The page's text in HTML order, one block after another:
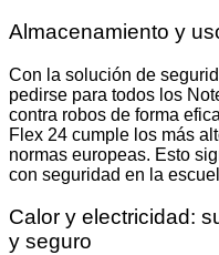
Almacenamiento y
Con la solución de
pedirse para todos los
contra robos de forma
Flex 24 cumple los más
normas europeas. Esto
con seguridad en la
Calor y electricidad:
y seguro